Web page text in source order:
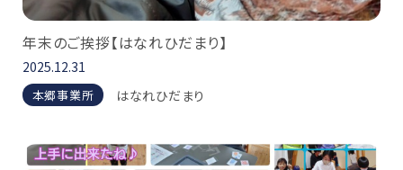
年末のご挨拶【はなれひだまり】
2025.12.31
本郷事業所 はなれひだまり